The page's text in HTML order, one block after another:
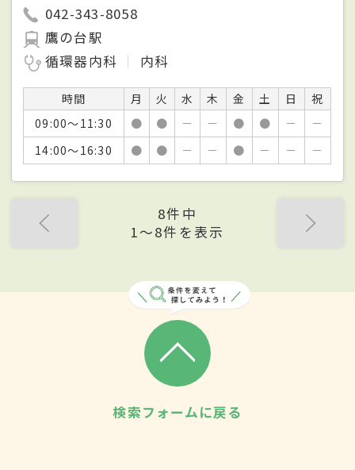
042-343-8058
鷹の台駅
循環器内科
内科
時間 月 火 水 木 金 土 日
祝
09:00～11:30
● ● － － ● ● －
－
14:00～16:30
● ● － － ● － － －
8件中
1〜8件を表示
検索フォームに戻る